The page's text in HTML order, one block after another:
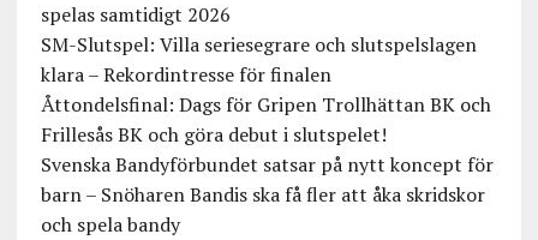
spelas samtidigt 2026
SM-Slutspel: Villa seriesegrare och slutspelslagen
klara – Rekordintresse för finalen
Åttondelsfinal: Dags för Gripen Trollhättan BK och
Frillesås BK och göra debut i slutspelet!
Svenska Bandyförbundet satsar på nytt koncept för
barn – Snöharen Bandis ska få fler att åka skridskor
och spela bandy